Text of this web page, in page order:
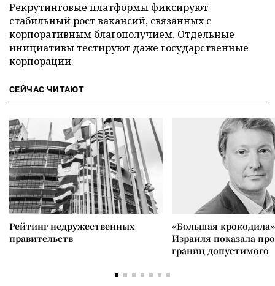
Рекрутинговые платформы фиксируют
стабильный рост вакансий, связанных с
корпоративным благополучием. Отдельные
инициативы тестируют даже государственные
корпорации.
СЕЙЧАС ЧИТАЮТ
Рейтинг недружественных
правительств
«Большая
Израиля показала
границ допустимого